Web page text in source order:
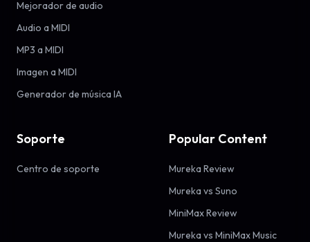
Mejorador de audio
Audio a MIDI
MP3 a MIDI
Imagen a MIDI
Generador de música IA
Soporte
Centro de soporte
Popular Content
Mureka Review
Mureka vs Suno
MiniMax Review
Mureka vs MiniMax Music